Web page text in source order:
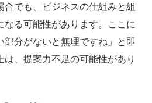
でも、ビジネスの仕組みと組
る可能性があります。ここに
部分がないと無理ですね」と即
、提案力不足の可能性があり